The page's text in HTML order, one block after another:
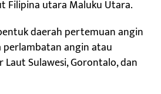
Filipina utara Maluku Utara.
daerah pertemuan angin
angin atau
Sulawesi, Gorontalo, dan